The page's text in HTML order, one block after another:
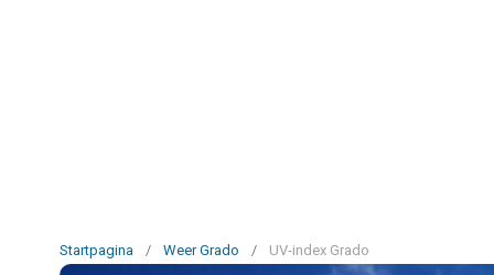
Startpagina / Weer Grado / UV-index Grado